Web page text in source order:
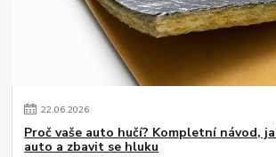
22.06.2026
Proč vaše auto hučí? Kompletní návod,
auto a zbavit se hluku